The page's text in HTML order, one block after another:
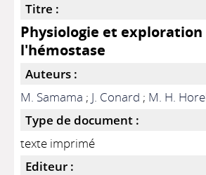
Titre :
Physiologie et exploration
l'hémostase
Auteurs :
M. Samama ; J. Conard ; M. H.
Type de document :
texte imprimé
Editeur :